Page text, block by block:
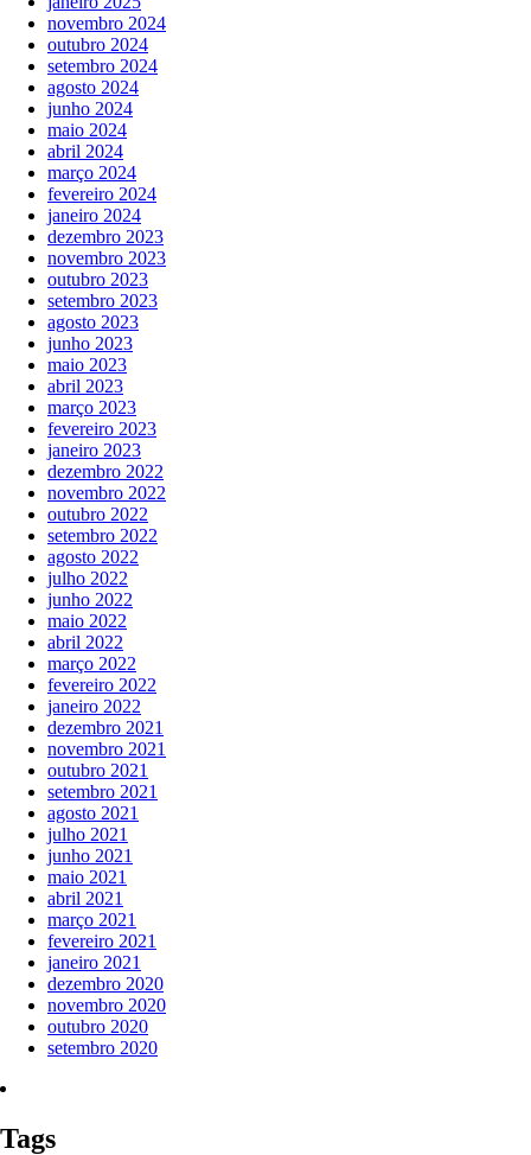
novembro 2024
outubro 2024
setembro 2024
agosto 2024
junho 2024
maio 2024
abril 2024
março 2024
fevereiro 2024
janeiro 2024
dezembro 2023
novembro 2023
outubro 2023
setembro 2023
agosto 2023
junho 2023
maio 2023
abril 2023
março 2023
fevereiro 2023
janeiro 2023
dezembro 2022
novembro 2022
outubro 2022
setembro 2022
agosto 2022
julho 2022
junho 2022
maio 2022
abril 2022
março 2022
fevereiro 2022
janeiro 2022
dezembro 2021
novembro 2021
outubro 2021
setembro 2021
agosto 2021
julho 2021
junho 2021
maio 2021
abril 2021
março 2021
fevereiro 2021
janeiro 2021
dezembro 2020
novembro 2020
outubro 2020
setembro 2020
Tags